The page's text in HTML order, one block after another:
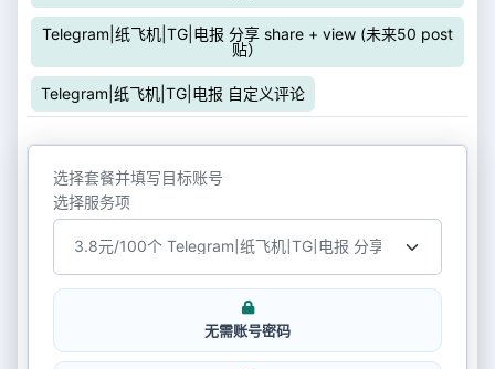
Telegram|纸飞机|TG|电报 分享 share + view (未来50 post
贴）
Telegram|纸飞机|TG|电报 自定义评论
选择套餐并填写目标账号
选择服务项
无需账号密码